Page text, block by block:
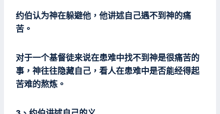
约伯认为神在躲避他，他讲述自己遇不到神的痛
苦。
对于一个基督徒来说在患难中找不到神是很痛苦的
事，神往往隐藏自己，看人在患难中是否能经得起
苦难的熬炼。